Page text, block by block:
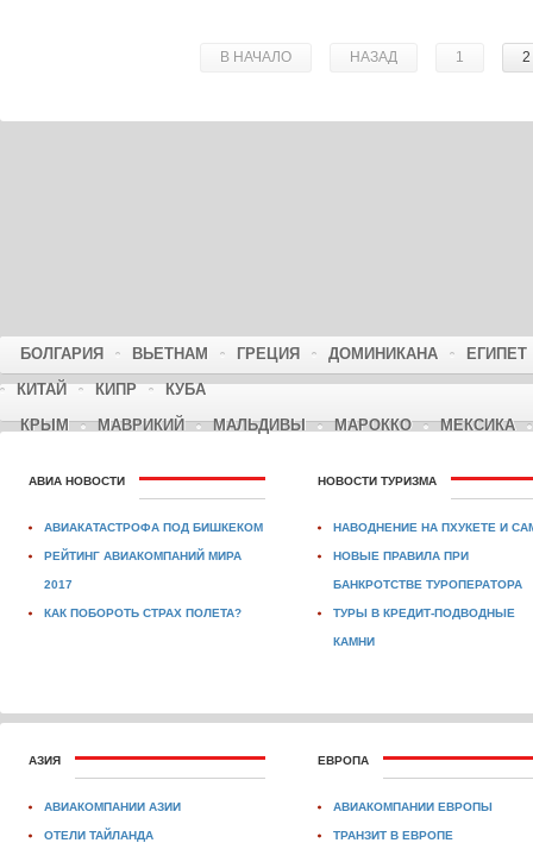
В НАЧАЛО НАЗАД 1 2
БОЛГАРИЯ ВЬЕТНАМ ГРЕЦИЯ ДОМИНИКАНА
ЕГИПЕТ
КИТАЙ
КИПР
КУБА
КРЫМ
МАВРИКИЙ МАЛЬДИВЫ МАРОККО МЕКСИКА
АВИА НОВОСТИ
АВИАКАТАСТРОФА ПОД БИШКЕКОМ
РЕЙТИНГ АВИАКОМПАНИЙ МИРА
2017
КАК ПОБОРОТЬ СТРАХ ПОЛЕТА?
НОВОСТИ ТУРИЗМА
НАВОДНЕНИЕ НА ПХУКЕТЕ И
НОВЫЕ ПРАВИЛА ПРИ
БАНКРОТСТВЕ ТУРОПЕРАТОРА
ТУРЫ В КРЕДИТ-ПОДВОДНЫЕ
КАМНИ
АЗИЯ
АВИАКОМПАНИИ АЗИИ
ОТЕЛИ ТАЙЛАНДА
ЕВРОПА
АВИАКОМПАНИИ ЕВРОПЫ
ТРАНЗИТ В ЕВРОПЕ